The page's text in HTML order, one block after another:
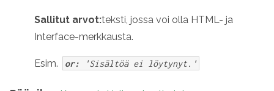
Sallitut arvot:teksti, jossa voi olla HTML- ja
Interface-merkkausta.
Esim. or: 'Sisältöä ei löytynyt.'